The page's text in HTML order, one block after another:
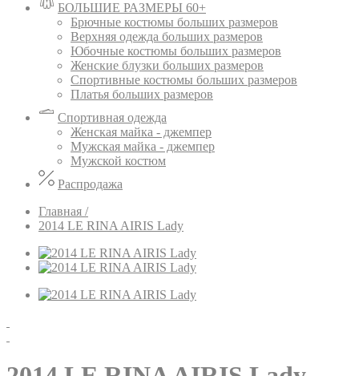
БОЛЬШИЕ РАЗМЕРЫ 60+
Брючные костюмы больших размеров
Верхняя одежда больших размеров
Юбочные костюмы больших размеров
Женские блузки больших размеров
Спортивные костюмы больших размеров
Платья больших размеров
Спортивная одежда
Женская майка - джемпер
Мужская майка - джемпер
Мужской костюм
Распродажа
Главная /
2014 LE RINA AIRIS Lady